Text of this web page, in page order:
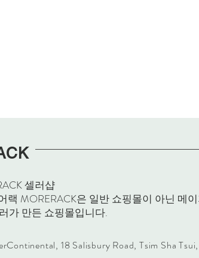
셀러샵
랙 MORERACK은 일반 쇼핑몰이 아닌
가 만든 쇼핑몰입니다.
18 Salisbury Road, Tsim Sha